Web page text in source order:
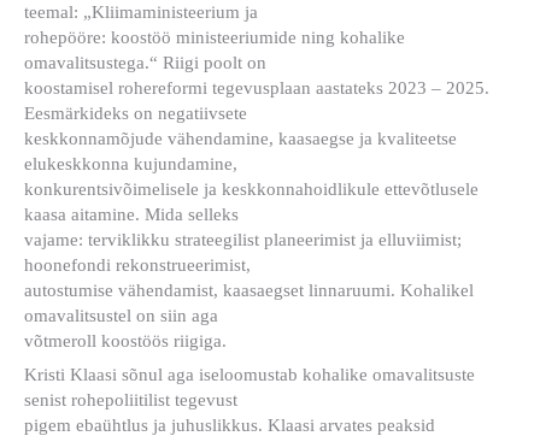
teemal: „Kliimaministeerium ja
rohepööre: koostöö ministeeriumide ning kohalike
omavalitsustega.“ Riigi poolt on
koostamisel rohereformi tegevusplaan aastateks 2023 – 2025.
Eesmärkideks on negatiivsete
keskkonnamõjude vähendamine, kaasaegse ja kvaliteetse
elukeskkonna kujundamine,
konkurentsivõimelisele ja keskkonnahoidlikule ettevõtlusele
kaasa aitamine. Mida selleks
vajame: terviklikku strateegilist planeerimist ja elluviimist;
hoonefondi rekonstrueerimist,
autostumise vähendamist, kaasaegset linnaruumi. Kohalikel
omavalitsustel on siin aga
võtmeroll koostöös riigiga.
Kristi Klaasi sõnul aga iseloomustab kohalike omavalitsuste
senist rohepoliitilist tegevust
pigem ebaühtlus ja juhuslikkus. Klaasi arvates peaksid